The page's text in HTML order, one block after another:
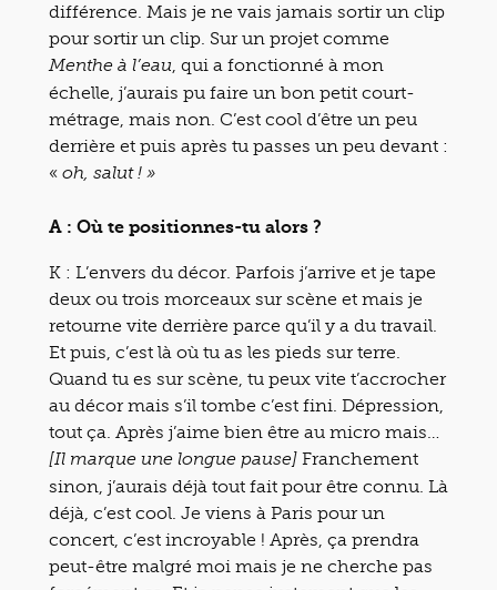
différence. Mais je ne vais jamais sortir un clip
pour sortir un clip. Sur un projet comme
Menthe à l’eau, qui a fonctionné à mon
échelle, j’aurais pu faire un bon petit court-
métrage, mais non. C’est cool d’être un peu
derrière et puis après tu passes un peu devant :
« oh, salut ! »
A : Où te positionnes-tu alors ?
K : L’envers du décor. Parfois j’arrive et je tape
deux ou trois morceaux sur scène et mais je
retourne vite derrière parce qu’il y a du travail.
Et puis, c’est là où tu as les pieds sur terre.
Quand tu es sur scène, tu peux vite t’accrocher
au décor mais s’il tombe c’est fini. Dépression,
tout ça. Après j’aime bien être au micro mais…
[Il marque une longue pause] Franchement
sinon, j’aurais déjà tout fait pour être connu. Là
déjà, c’est cool. Je viens à Paris pour un
concert, c’est incroyable ! Après, ça prendra
peut-être malgré moi mais je ne cherche pas